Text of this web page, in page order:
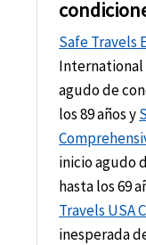
Safe Travels
agudo de
los 89 años y
inicio agudo
hasta los 69
Travels USA
inesperada